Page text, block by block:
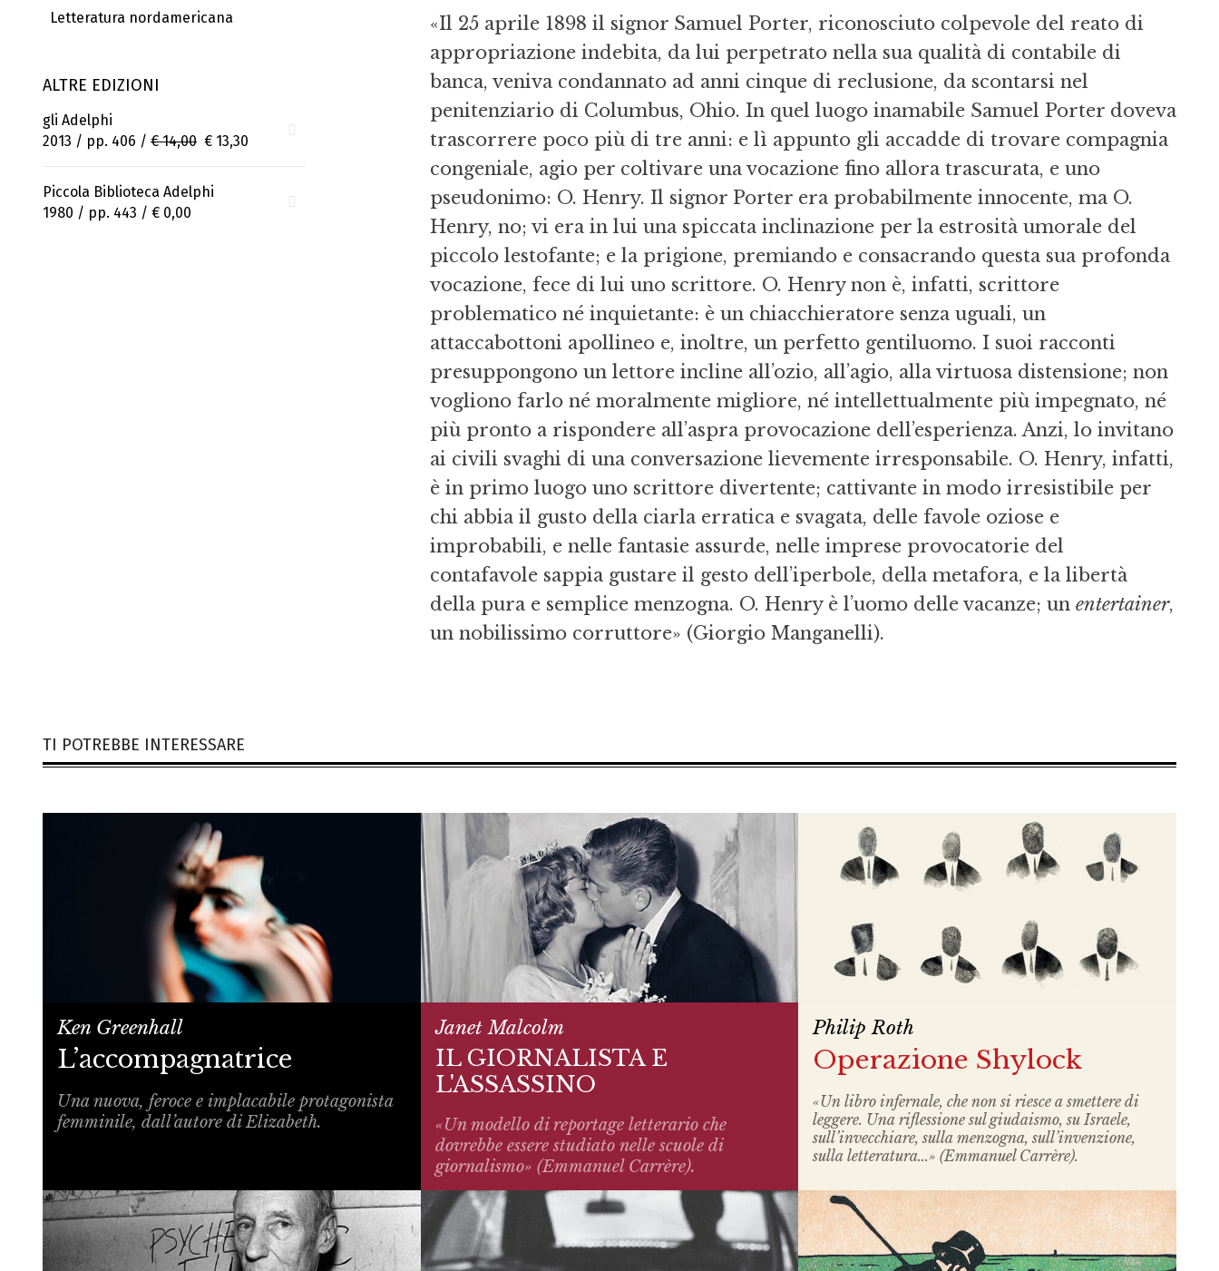
Letteratura nordamericana
ALTRE EDIZIONI
gli Adelphi
2013 / pp. 406 / € 14,00 € 13,30
Piccola Biblioteca Adelphi
1980 / pp. 443 / € 0,00
«Il 25 aprile 1898 il signor Samuel Porter, riconosciuto colpevole del reato di
appropriazione indebita, da lui perpetrato nella sua qualità di contabile di
banca, veniva condannato ad anni cinque di reclusione, da scontarsi nel
penitenziario di Columbus, Ohio. In quel luogo inamabile Samuel Porter doveva
trascorrere poco più di tre anni: e lì appunto gli accadde di trovare compagnia
congeniale, agio per coltivare una vocazione fino allora trascurata, e uno
pseudonimo: O. Henry. Il signor Porter era probabilmente innocente, ma O.
Henry, no; vi era in lui una spiccata inclinazione per la estrosità umorale del
piccolo lestofante; e la prigione, premiando e consacrando questa sua profonda
vocazione, fece di lui uno scrittore. O. Henry non è, infatti, scrittore
problematico né inquietante: è un chiacchieratore senza uguali, un
attaccabottoni apollineo e, inoltre, un perfetto gentiluomo. I suoi racconti
presuppongono un lettore incline all’ozio, all’agio, alla virtuosa distensione; non
vogliono farlo né moralmente migliore, né intellettualmente più impegnato, né
più pronto a rispondere all’aspra provocazione dell’esperienza. Anzi, lo invitano
ai civili svaghi di una conversazione lievemente irresponsabile. O. Henry, infatti,
è in primo luogo uno scrittore divertente; cattivante in modo irresistibile per
chi abbia il gusto della ciarla erratica e svagata, delle favole oziose e
improbabili, e nelle fantasie assurde, nelle imprese provocatorie del
contafavole sappia gustare il gesto dell’iperbole, della metafora, e la libertà
della pura e semplice menzogna. O. Henry è l’uomo delle vacanze; un entertainer,
un nobilissimo corruttore» (Giorgio Manganelli).
TI POTREBBE INTERESSARE
Ken Greenhall
L’accompagnatrice
Una nuova, feroce e implacabile protagonista
femminile, dall’autore di Elizabeth.
Janet Malcolm
IL GIORNALISTA E
L'ASSASSINO
«Un modello di reportage letterario che
dovrebbe essere studiato nelle scuole di
giornalismo» (Emmanuel Carrère).
Philip Roth
Operazione Shylock
«Un libro infernale, che non si riesce a smettere di
leggere. Una riflessione sul giudaismo, su Israele,
sull’invecchiare, sulla menzogna, sull’invenzione,
sulla letteratura...» (Emmanuel Carrère).